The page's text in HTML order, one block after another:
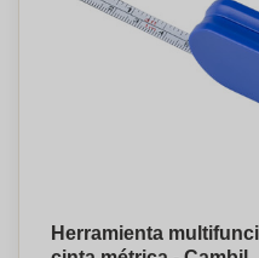
Herramienta